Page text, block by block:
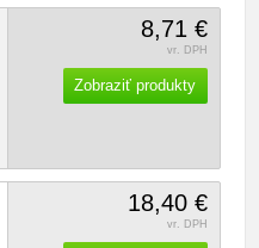
8,71 €
vr. DPH
Zobraziť produkty
18,40 €
vr. DPH